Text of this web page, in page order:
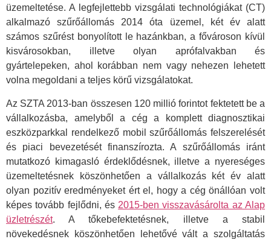
üzemeltetése. A legfejlettebb vizsgálati technológiákat (CT)
alkalmazó szűrőállomás 2014 óta üzemel, két év alatt
számos szűrést bonyolított le hazánkban, a fővároson kívül
kisvárosokban, illetve olyan aprófalvakban és
gyártelepeken, ahol korábban nem vagy nehezen lehetett
volna megoldani a teljes körű vizsgálatokat.
Az SZTA 2013-ban összesen 120 millió forintot fektetett be a
vállalkozásba, amelyből a cég a komplett diagnosztikai
eszközparkkal rendelkező mobil szűrőállomás felszerelését
és piaci bevezetését finanszírozta. A szűrőállomás iránt
mutatkozó kimagasló érdeklődésnek, illetve a nyereséges
üzemeltetésnek köszönhetően a vállalkozás két év alatt
olyan pozitív eredményeket ért el, hogy a cég önállóan volt
képes tovább fejlődni, és 2015-ben visszavásárolta az Alap
üzletrészét. A tőkebefektetésnek, illetve a stabil
növekedésnek köszönhetően lehetővé vált a szolgáltatás